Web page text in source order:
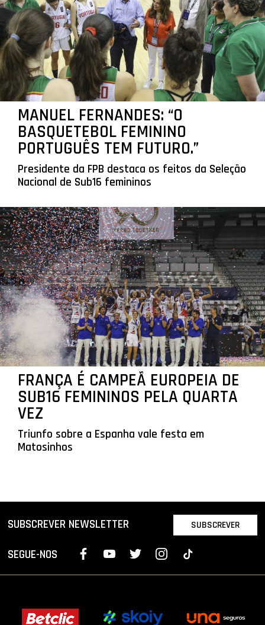
MANUEL FERNANDES: “O
BASQUETEBOL FEMININO
PORTUGUÊS TEM FUTURO.”
Presidente da FPB destaca os feitos da Seleção
Nacional de Sub16 femininos
FRANÇA É CAMPEÃ EUROPEIA DE
SUB16 FEMININOS PELA QUARTA
VEZ
Triunfo sobre a Espanha vale festa em
Matosinhos
SUBSCREVER NEWSLETTER SUBSCREVER
SEGUE-NOS